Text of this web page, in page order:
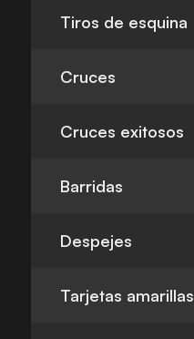
Tiros de esquina
Cruces
Cruces exitosos
Barridas
Despejes
Tarjetas amarillas